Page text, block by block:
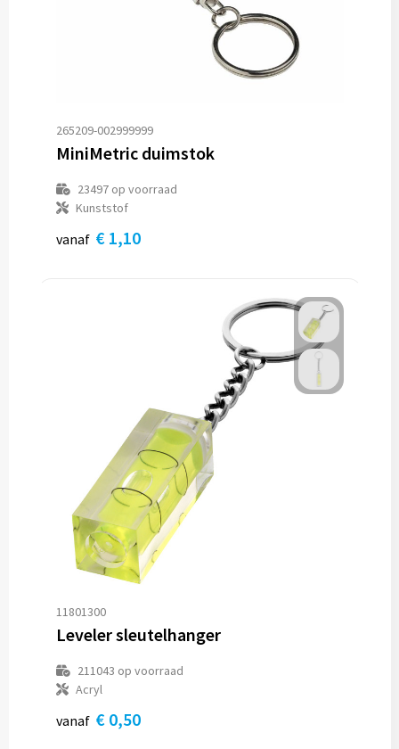
265209-002999999
MiniMetric duimstok
23497op voorraad
Kunststof
vanaf € 1,10
11801300
Leveler sleutelhanger
211043 op voorraad
Acryl
vanaf € 0,50